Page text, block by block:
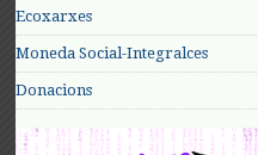
Ecoxarxes
Moneda Social-Integralces
Donacions